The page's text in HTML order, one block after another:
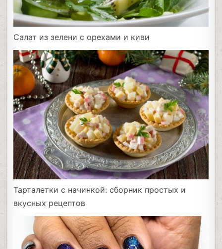
Салат из зелени с орехами и киви
Тарталетки с начинкой: сборник простых и
вкусных рецептов